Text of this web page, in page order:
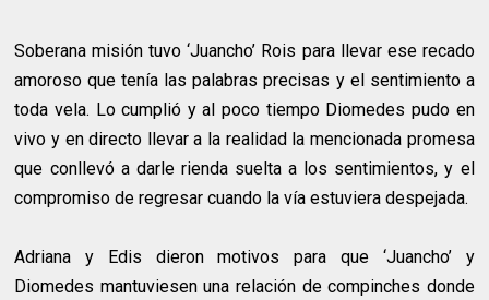
Soberana misión tuvo ‘Juancho’ Rois para llevar ese recado
amoroso que tenía las palabras precisas y el sentimiento a
toda vela. Lo cumplió y al poco tiempo Diomedes pudo en
vivo y en directo llevar a la realidad la mencionada promesa
que conllevó a darle rienda suelta a los sentimientos, y el
compromiso de regresar cuando la vía estuviera despejada.
Adriana y Edis dieron motivos para que ‘Juancho’ y
Diomedes mantuviesen una relación de compinches donde